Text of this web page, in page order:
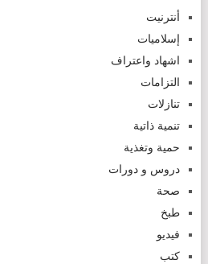
أنترنيت
إسلاميات
اشهاد واعتراف
التزامات
تنازلات
تنمية ذاتية
حمية وتغذية
دروس و دورات
صحة
طبخ
فيديو
كتب